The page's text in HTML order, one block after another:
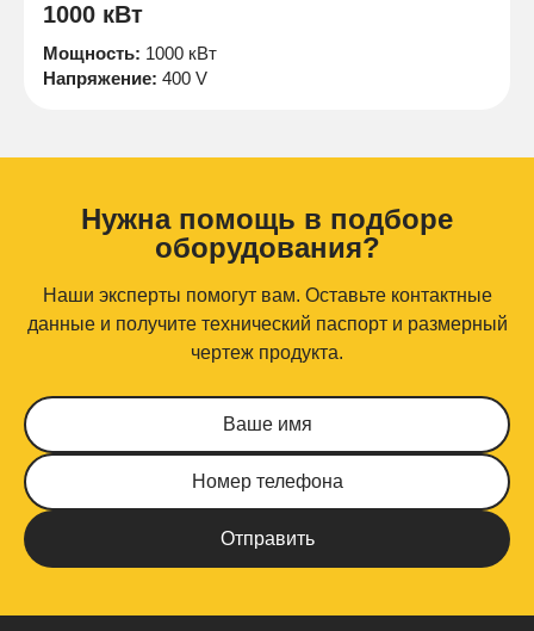
1000 кВт
Мощность: 1000 кВт
Напряжение: 400 V
Нужна помощь в подборе
оборудования?
Наши эксперты помогут вам. Оставьте контактные
данные и получите технический паспорт и размерный
чертеж продукта.